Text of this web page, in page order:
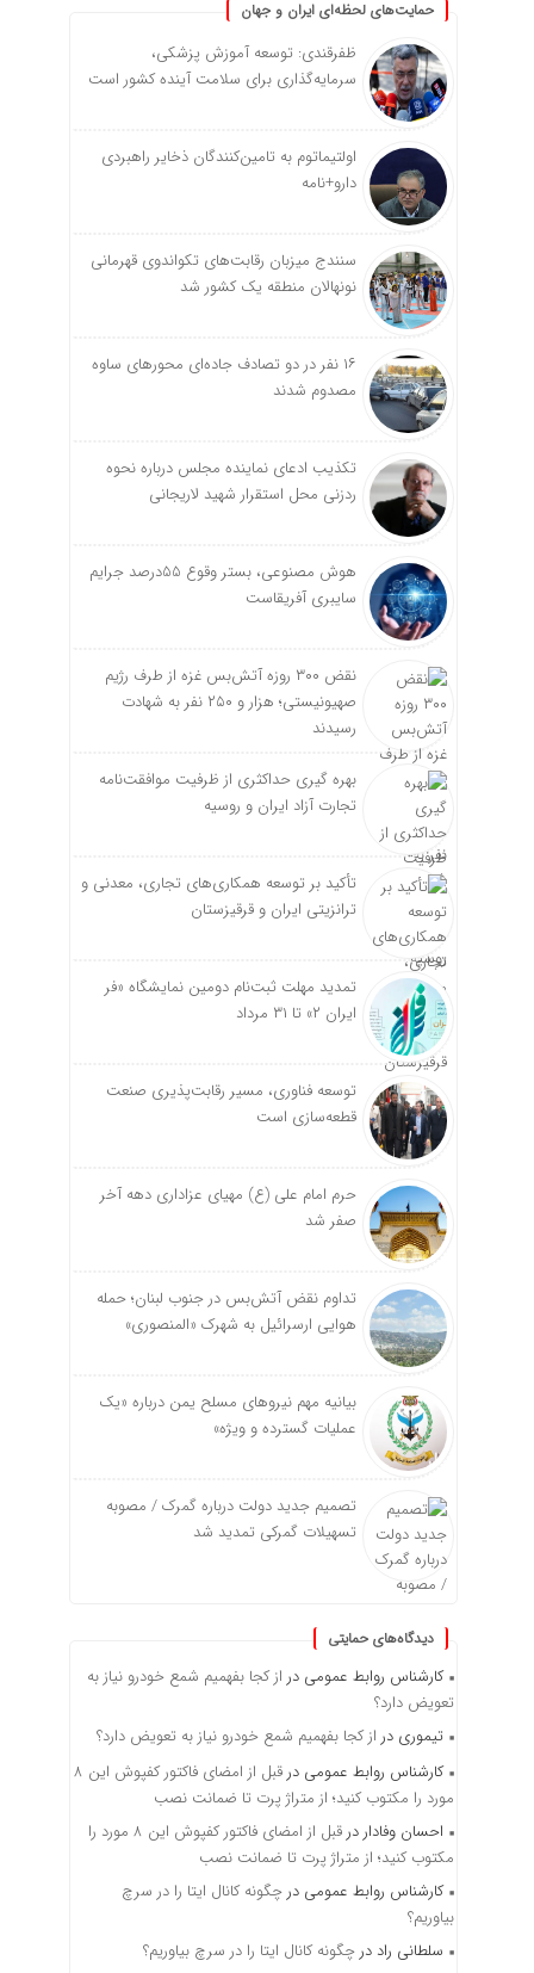
حمایت‌های لحظه‌ای ایران و جهان
ظفرقندی: توسعه آموزش پزشکی،
سرمایه‌گذاری برای سلامت آینده کشور است
اولتیماتوم به تامین‌کنندگان ذخایر راهبردی
دارو+نامه
سنندج میزبان رقابت‌های تکواندوی قهرمانی
نونهالان منطقه یک کشور شد
۱۶ نفر در دو تصادف جاده‌ای محورهای ساوه
مصدوم شدند
تکذیب ادعای نماینده مجلس درباره نحوه
ردزنی محل استقرار شهید لاریجانی
هوش مصنوعی، بستر وقوع 55درصد جرایم
سایبری آفریقاست
نقض ۳۰۰ روزه آتش‌بس غزه از طرف رژیم
صهیونیستی؛ هزار و ۲۵۰ نفر به شهادت
رسیدند
بهره گیری حداکثری از ظرفیت موافقت‌نامه
تجارت آزاد ایران و روسیه
تأکید بر توسعه همکاری‌های تجاری، معدنی و
ترانزیتی ایران و قرقیزستان
تمدید مهلت ثبت‌نام دومین نمایشگاه «فر
ایران ۲» تا ۳۱ مرداد
توسعه فناوری، مسیر رقابت‌پذیری صنعت
قطعه‌سازی است
حرم امام علی (ع) مهیای عزاداری دهه آخر
صفر شد
تداوم نقض آتش‌بس در جنوب لبنان؛ حمله
هوایی ارسرائیل به شهرک «المنصوری»
بیانیه مهم نیروهای مسلح یمن درباره «یک
عملیات گسترده و ویژه»
تصمیم جدید دولت درباره گمرک / مصوبه
تسهیلات گمرکی تمدید شد
دیدگاه‌های حمایتی
کارشناس روابط عمومی در از کجا بفهمیم شمع خودرو نیاز به
تعویض دارد؟
تیموری در از کجا بفهمیم شمع خودرو نیاز به تعویض دارد؟
کارشناس روابط عمومی در
قبل از امضای فاکتور کفپوش این ۸
مورد را مکتوب کنید؛ از متراژ پرت تا ضمانت نصب
احسان وفادار در
قبل از امضای فاکتور کفپوش این ۸ مورد را
مکتوب کنید؛ از متراژ پرت تا ضمانت نصب
کارشناس روابط عمومی در چگونه کانال ایتا را در سرچ
بیاوریم؟
سلطانی راد در چگونه کانال ایتا را در سرچ بیاوریم؟